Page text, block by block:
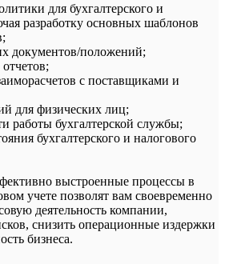
для бухгалтерского и
разработку основных шаблонов
документов/положений;
с поставщиками и
для физических лиц;
работы бухгалтерской службы;
бухгалтерского и налогового
выстроенные процессы в
учете позволят вам своевременно
деятельность компании,
снизить операционные издержки
бизнеса.